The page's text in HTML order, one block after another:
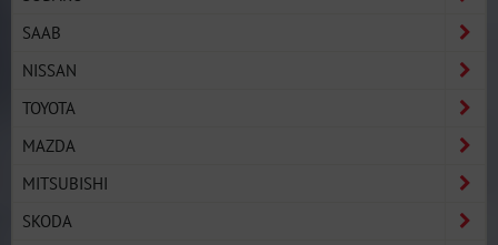
SAAB
NISSAN
TOYOTA
MAZDA
MITSUBISHI
SKODA